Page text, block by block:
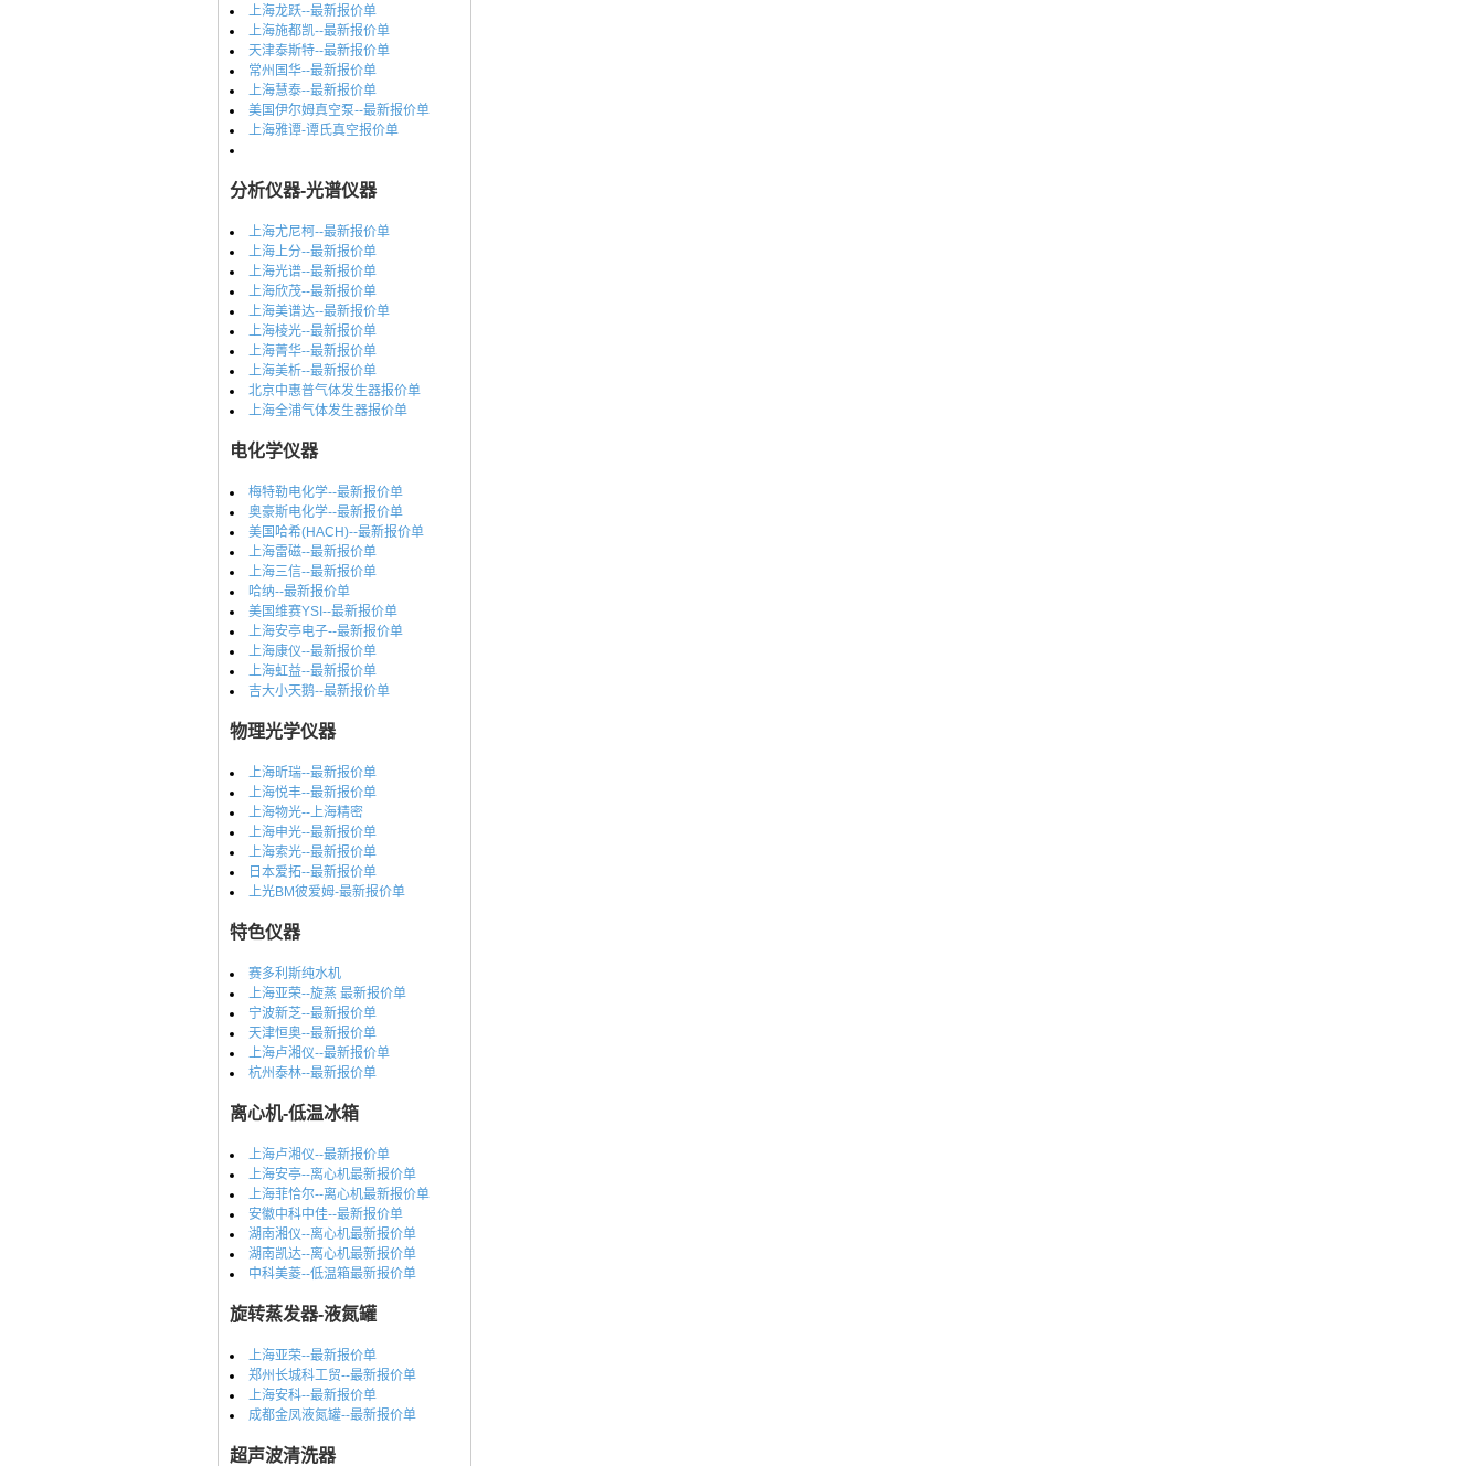
上海龙跃--最新报价单
上海施都凯--最新报价单
天津泰斯特--最新报价单
常州国华--最新报价单
上海慧泰--最新报价单
美国伊尔姆真空泵--最新报价单
上海雅谭-谭氏真空报价单
分析仪器-光谱仪器
上海尤尼柯--最新报价单
上海上分--最新报价单
上海光谱--最新报价单
上海欣茂--最新报价单
上海美谱达--最新报价单
上海棱光--最新报价单
上海菁华--最新报价单
上海美析--最新报价单
北京中惠普气体发生器报价单
上海全浦气体发生器报价单
电化学仪器
梅特勒电化学--最新报价单
奥豪斯电化学--最新报价单
美国哈希(HACH)--最新报价单
上海雷磁--最新报价单
上海三信--最新报价单
哈纳--最新报价单
美国维赛YSI--最新报价单
上海安亭电子--最新报价单
上海康仪--最新报价单
上海虹益--最新报价单
吉大小天鹅--最新报价单
物理光学仪器
上海昕瑞--最新报价单
上海悦丰--最新报价单
上海物光--上海精密
上海申光--最新报价单
上海索光--最新报价单
日本爱拓--最新报价单
上光BM彼爱姆-最新报价单
特色仪器
赛多利斯纯水机
上海亚荣--旋蒸 最新报价单
宁波新芝--最新报价单
天津恒奥--最新报价单
上海卢湘仪--最新报价单
杭州泰林--最新报价单
离心机-低温冰箱
上海卢湘仪--最新报价单
上海安亭--离心机最新报价单
上海菲恰尔--离心机最新报价单
安徽中科中佳--最新报价单
湖南湘仪--离心机最新报价单
湖南凯达--离心机最新报价单
中科美菱--低温箱最新报价单
旋转蒸发器-液氮罐
上海亚荣--最新报价单
郑州长城科工贸--最新报价单
上海安科--最新报价单
成都金凤液氮罐--最新报价单
超声波清洗器